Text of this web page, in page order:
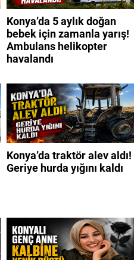
Konya’da 5 aylık doğan
bebek için zamanla yarış!
Ambulans helikopter
havalandı
Konya’da traktör alev aldı!
Geriye hurda yığını kaldı